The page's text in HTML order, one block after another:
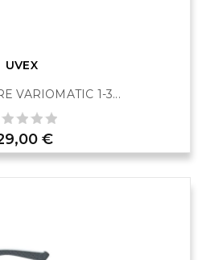
UVEX
VARIOMATIC 1-3...
€